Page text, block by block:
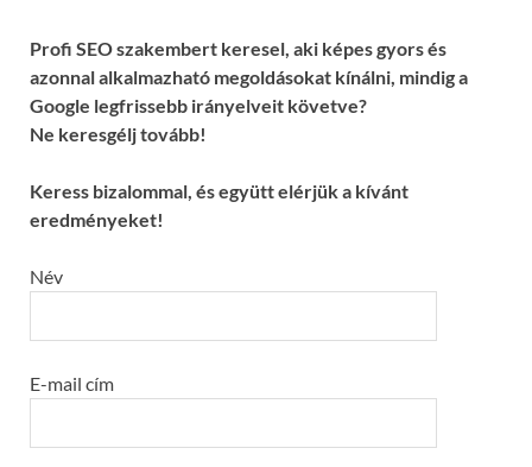
Profi SEO szakembert keresel, aki képes gyors és
azonnal alkalmazható megoldásokat kínálni, mindig a
Google legfrissebb irányelveit követve?
Ne keresgélj tovább!
Keress bizalommal, és együtt elérjük a kívánt
eredményeket!
Név
E-mail cím